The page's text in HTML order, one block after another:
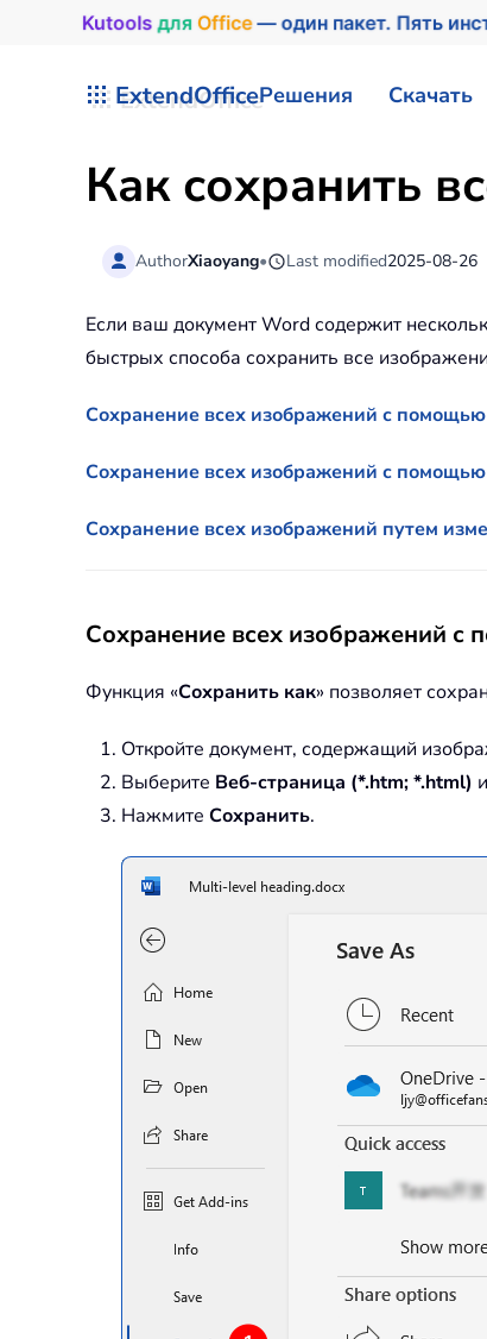
Kutools для Office— один пакет. Пять
ExtendOfficeРешения Скачать
Как сохранить
AuthorXiaoyang• Last modified2025-08-26
Если ваш документ Word содержит
быстрых способа сохранить все
Сохранение всех изображений с
Сохранение всех изображений с
Сохранение всех изображений путем
Сохранение всех изображений с
Функция «Сохранить как» позволяет
Откройте документ, содержащий
Выберите Веб-страница (*.htm; *.html)
Нажмите Сохранить.